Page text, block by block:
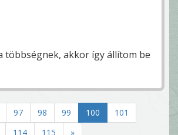
többségnek, akkor így állítom be
97 98 99 100
101
114 115 »